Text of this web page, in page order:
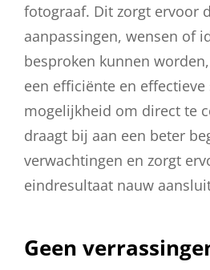
fotograaf. Dit zorgt ervoor
aanpassingen, wensen of
besproken kunnen
een efficiënte en
mogelijkheid om direct te
draagt bij aan een beter
verwachtingen en zorgt
eindresultaat nauw
Geen